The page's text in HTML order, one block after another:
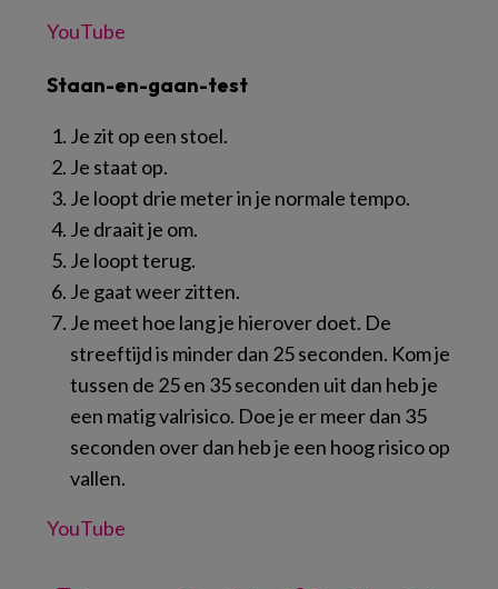
YouTube
Staan-en-gaan-test
Je zit op een stoel.
Je staat op.
Je loopt drie meter in je normale tempo.
Je draait je om.
Je loopt terug.
Je gaat weer zitten.
Je meet hoe lang je hierover doet. De
streeftijd is minder dan 25 seconden. Kom je
tussen de 25 en 35 seconden uit dan heb je
een matig valrisico. Doe je er meer dan 35
seconden over dan heb je een hoog risico op
vallen.
YouTube